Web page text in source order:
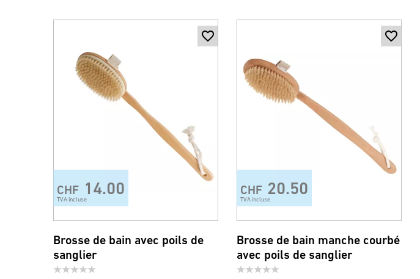
CHF 14.00
TVA incluse
Brosse de bain avec poils de
sanglier
CHF 20.50
TVA incluse
Brosse de bain manche courbé
avec poils de sanglier